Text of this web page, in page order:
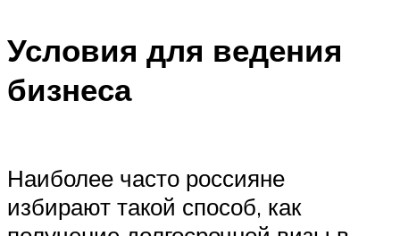
Условия для ведения
бизнеса
Наиболее часто россияне
избирают такой способ, как